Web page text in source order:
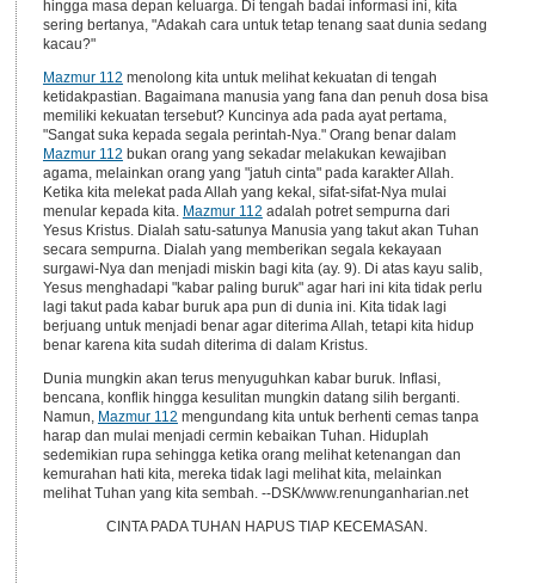
hingga masa depan keluarga. Di tengah badai informasi ini, kita
sering bertanya, "Adakah cara untuk tetap tenang saat dunia sedang
kacau?"
Mazmur 112 menolong kita untuk melihat kekuatan di tengah
ketidakpastian. Bagaimana manusia yang fana dan penuh dosa bisa
memiliki kekuatan tersebut? Kuncinya ada pada ayat pertama,
"Sangat suka kepada segala perintah-Nya." Orang benar dalam
Mazmur 112 bukan orang yang sekadar melakukan kewajiban
agama, melainkan orang yang "jatuh cinta" pada karakter Allah.
Ketika kita melekat pada Allah yang kekal, sifat-sifat-Nya mulai
menular kepada kita. Mazmur 112 adalah potret sempurna dari
Yesus Kristus. Dialah satu-satunya Manusia yang takut akan Tuhan
secara sempurna. Dialah yang memberikan segala kekayaan
surgawi-Nya dan menjadi miskin bagi kita (ay. 9). Di atas kayu salib,
Yesus menghadapi "kabar paling buruk" agar hari ini kita tidak perlu
lagi takut pada kabar buruk apa pun di dunia ini. Kita tidak lagi
berjuang untuk menjadi benar agar diterima Allah, tetapi kita hidup
benar karena kita sudah diterima di dalam Kristus.
Dunia mungkin akan terus menyuguhkan kabar buruk. Inflasi,
bencana, konflik hingga kesulitan mungkin datang silih berganti.
Namun, Mazmur 112 mengundang kita untuk berhenti cemas tanpa
harap dan mulai menjadi cermin kebaikan Tuhan. Hiduplah
sedemikian rupa sehingga ketika orang melihat ketenangan dan
kemurahan hati kita, mereka tidak lagi melihat kita, melainkan
melihat Tuhan yang kita sembah. --DSK/www.renunganharian.net
CINTA PADA TUHAN HAPUS TIAP KECEMASAN.